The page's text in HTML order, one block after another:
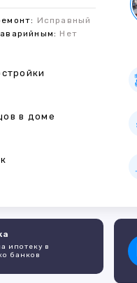
Исправный
Нет
в доме
ипотеку в
банков